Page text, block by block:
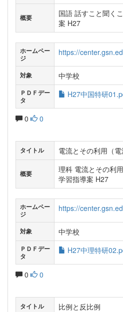
概要
国語 話すこと聞く
案 H27
ホームペー
ジ
https://
対象 中学校
ＰＤＦデー
タ
H27中国特研
0 0
タイトル 電流とその利用（電
概要
理科 電流とその利
学習指導案 H27
ホームペー
ジ
https://
対象 中学校
ＰＤＦデー
タ
H27中理特研
0 0
タイトル 比例と反比例